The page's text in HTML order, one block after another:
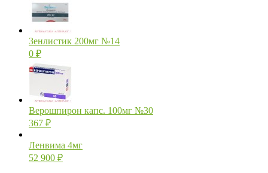
Зенлистик 200мг №14
0 ₽
Верошпирон капс. 100мг №30
367 ₽
Ленвима 4мг
52 900 ₽